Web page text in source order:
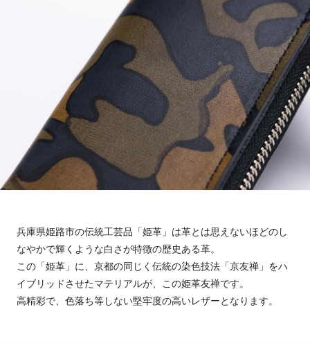
兵庫県姫路市の伝統工芸品「姫革」は革とは思えないほどのし
なやかで輝くような白さが特徴の歴史ある革。
この「姫革」に、京都の同じく伝統の染色技法「京友禅」をハ
イブリッドさせたマテリアルが、この姫革友禅です。
高精彩で、色落ち等しない堅牢度の高いレザーとなります。